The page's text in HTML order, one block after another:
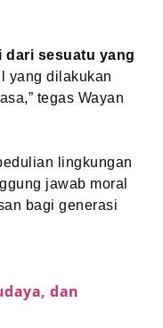
dari sesuatu yang
yang dilakukan
tegas Wayan
lingkungan
jawab moral
bagi generasi
dan